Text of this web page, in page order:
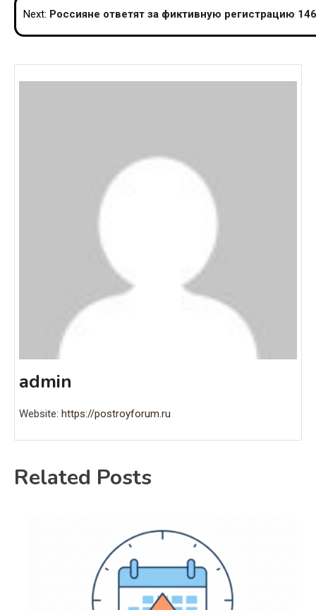
Next: Россияне ответят за фиктивную регистрацию
admin
Website: https://postroyforum.ru
Related Posts